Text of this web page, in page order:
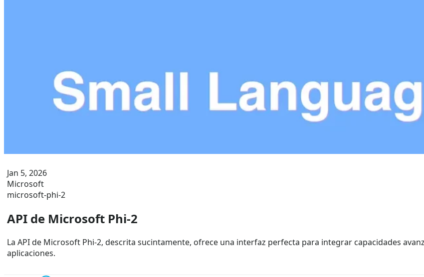
Jan 5, 2026
Microsoft
microsoft-phi-2
API de Microsoft Phi-2
La API de Microsoft Phi-2, descrita sucintamente, ofrece una interfaz perfecta para integrar capacidades
aplicaciones.